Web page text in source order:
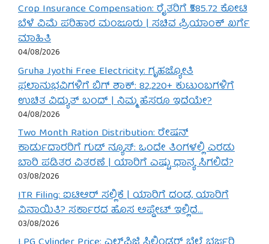
Crop Insurance Compensation: ರೈತರಿಗೆ ₹585.72 ಕೋಟಿ
ಬೆಳೆ ವಿಮೆ ಪರಿಹಾರ ಮಂಜೂರು | ಸಚಿವ ಪ್ರಿಯಾಂಕ್ ಖರ್ಗೆ
ಮಾಹಿತಿ
04/08/2026
Gruha Jyothi Free Electricity: ಗೃಹಜ್ಯೋತಿ
ಫಲಾನುಭವಿಗಳಿಗೆ ಬಿಗ್ ಶಾಕ್: 82,220+ ಕುಟುಂಬಗಳಿಗೆ
ಉಚಿತ ವಿದ್ಯುತ್ ಬಂದ್ | ನಿಮ್ಮ ಹೆಸರೂ ಇದೆಯೇ?
04/08/2026
Two Month Ration Distribution: ರೇಷನ್
ಕಾರ್ಡುದಾರರಿಗೆ ಗುಡ್ ನ್ಯೂಸ್: ಒಂದೇ ತಿಂಗಳಲ್ಲಿ ಎರಡು
ಬಾರಿ ಪಡಿತರ ವಿತರಣೆ | ಯಾರಿಗೆ ಎಷ್ಟು ಧಾನ್ಯ ಸಿಗಲಿದೆ?
03/08/2026
ITR Filing: ಐಟಿಆರ್ ಸಲ್ಲಿಕೆ | ಯಾರಿಗೆ ದಂಡ, ಯಾರಿಗೆ
ವಿನಾಯಿತಿ? ಸರ್ಕಾರದ ಹೊಸ ಅಪ್ಡೇಟ್ ಇಲ್ಲಿದೆ…
03/08/2026